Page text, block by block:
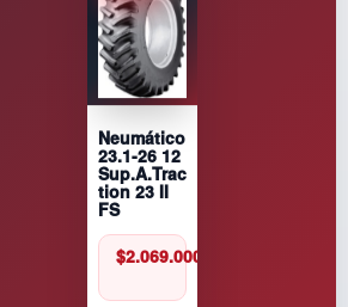
Neumático
23.1-26 12
Sup.A.Trac
tion 23 II
FS
$2.069.000